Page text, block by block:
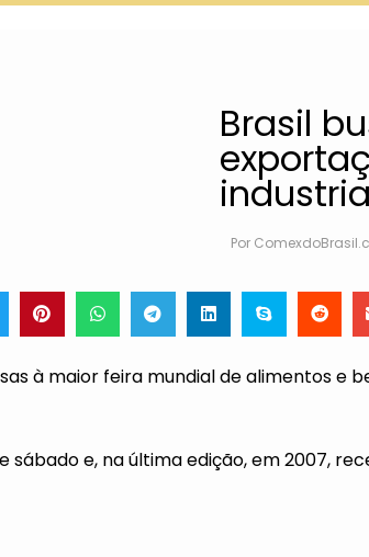
Brasil
Por
à maior feira mundial de alimentos e
e, na última edição, em 2007,